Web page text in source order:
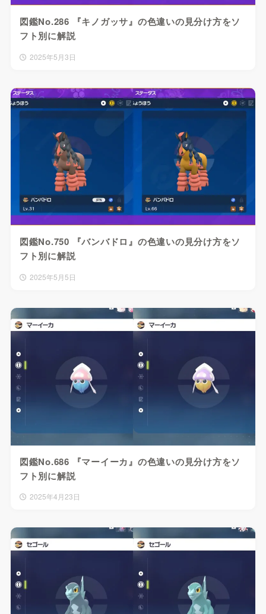
図鑑No.286 『キノガッサ』の色違いの見分け方をソ
フト別に解説
2025年5月3日
図鑑No.750 『バンバドロ』の色違いの見分け方をソ
フト別に解説
2025年5月5日
図鑑No.686 『マーイーカ』の色違いの見分け方をソ
フト別に解説
2025年4月23日